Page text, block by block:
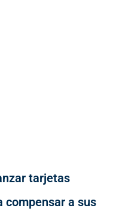
tarjetas
compensar a sus